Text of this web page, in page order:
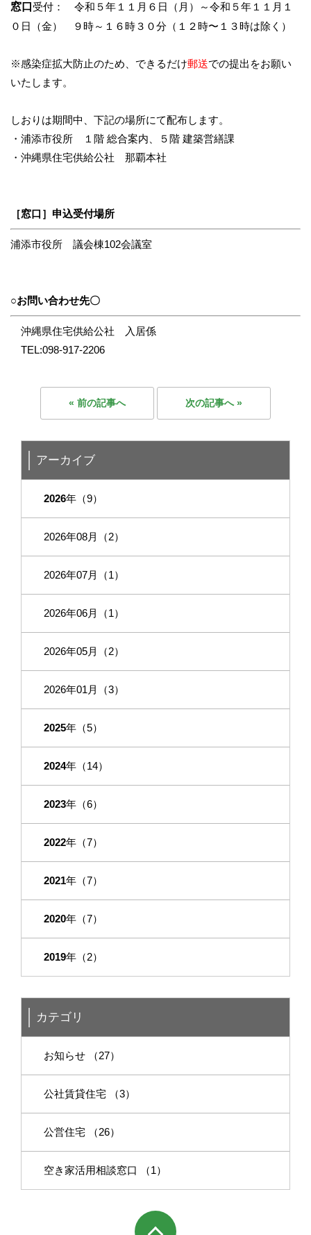
窓口 受付： 令和５年１１月６日（月）～令和５年１１月１
０日（金） ９時～１６時３０分（１２時〜１３時は除く）
※感染症拡大防止のため、できるだけ郵送での提出をお願い
いたします。
しおりは期間中、下記の場所にて配布します。
・浦添市役所 １階 総合案内、５階 建築営繕課
・沖縄県住宅供給公社 那覇本社
［窓口］申込受付場所
浦添市役所 議会棟102会議室
○お問い合わせ先〇
沖縄県住宅供給公社 入居係
TEL:098-917-2206
« 前の記事へ 次の記事へ »
アーカイブ
2026年（9）
2026年08月（2）
2026年07月（1）
2026年06月（1）
2026年05月（2）
2026年01月（3）
2025年（5）
2024年（14）
2023年（6）
2022年（7）
2021年（7）
2020年（7）
2019年（2）
カテゴリ
お知らせ （27）
公社賃貸住宅 （3）
公営住宅 （26）
空き家活用相談窓口 （1）